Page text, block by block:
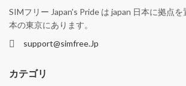
SIMフリー Japan's Pride は japan 日本に拠点
本の東京にあります。
support@simfree.Jp
カテゴリ